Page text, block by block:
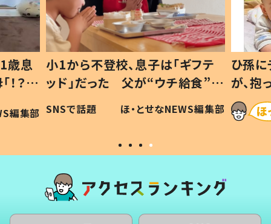
歳息
？」
編集部
小1から不登校、息子は「ギフテ
ッド」だった 父が“ウチ給食”を
作り続ける理由とは #令和の親
#令和の子
SNSで話題 ほ・とせなNEWS編集部
ひ孫
が、
「涙が
い」